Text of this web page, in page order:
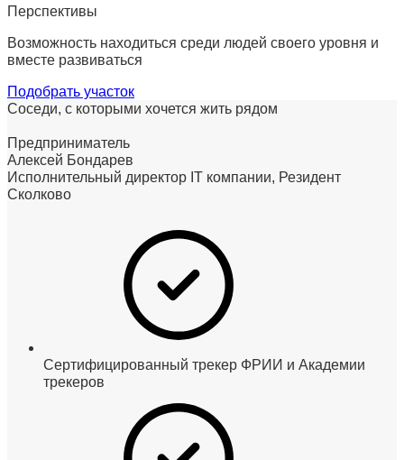
Перспективы
Возможность находиться среди людей своего уровня и
вместе развиваться
Подобрать участок
Соседи, с которыми хочется жить рядом
Предприниматель
Алексей Бондарев
Исполнительный директор IT компании, Резидент
Сколково
Сертифицированный трекер ФРИИ и Академии
трекеров